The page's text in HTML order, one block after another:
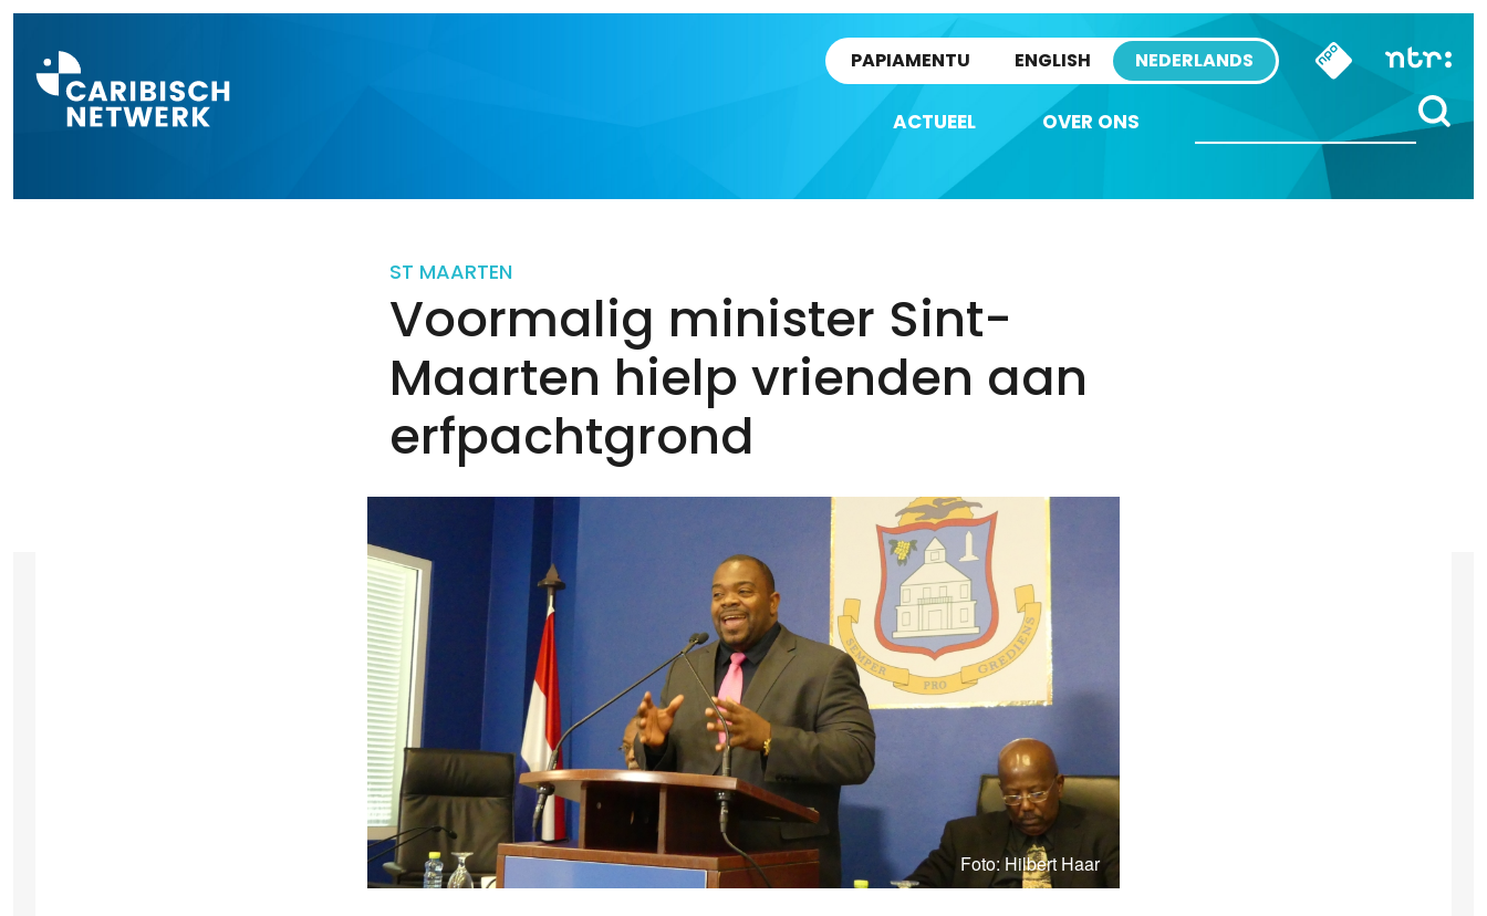
PAPIAMENTU ENGLISH NEDERLANDS
ACTUEEL OVER ONS
ST MAARTEN
Voormalig minister Sint-
Maarten hielp vrienden aan
erfpachtgrond
Foto: Hilbert Haar